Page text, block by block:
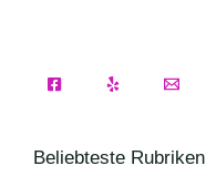
Beliebteste Rubriken